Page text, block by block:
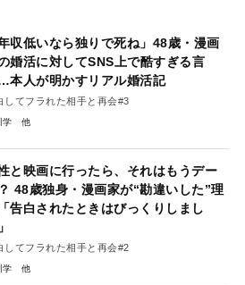
年収低いなら独りで死ね」48歳・漫画
婚活に対してSNS上で酷すぎる言
本人が明かすリアル婚活記
してフラれた相手と再会#3
学
と映画に行ったら、それはもうデー
48歳独身・漫画家が“勘違いした”理
告白されたときはびっくりしまし
してフラれた相手と再会#2
学